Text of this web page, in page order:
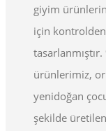
giyim
için kontrolden
ürünlerimiz,
yenidoğan
şekilde